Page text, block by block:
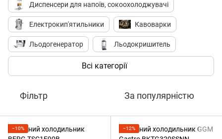
Диспенсери для напоїв, сокоохолоджувачі
Електрокип'ятильники Кавоварки
Льодогенератор Льодокришитель
Молочники (пітчери)
Барні органайзери, тримачі стаканів
Всі категорії
Фільтр За популярністю
−10% −12%